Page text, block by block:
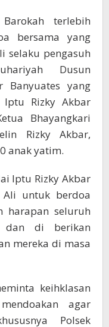
terlebih
bersama yang
selaku pengasuh
Dusun
Banyuates yang
Iptu Rizky Akbar
Bhayangkari
Rizky Akbar,
anak yatim.
Iptu Rizky Akbar
untuk berdoa
harapan seluruh
di berikan
mereka di masa
keihklasan
agar
Polsek